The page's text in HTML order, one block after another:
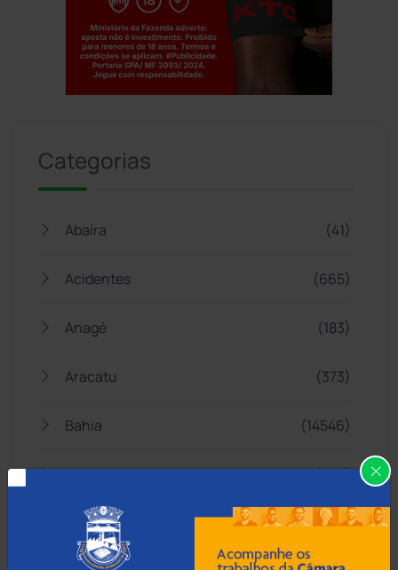
Categorias
Abaíra (41)
Acidentes (665)
Anagé (183)
Aracatu (373)
Bahia (14546)
Barra da Estiva (333)
Barra do Choça (65)